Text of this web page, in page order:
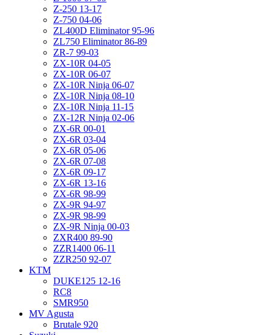
Z-250 13-17
Z-750 04-06
ZL400D Eliminator 95-96
ZL750 Eliminator 86-89
ZR-7 99-03
ZX-10R 04-05
ZX-10R 06-07
ZX-10R Ninja 06-07
ZX-10R Ninja 08-10
ZX-10R Ninja 11-15
ZX-12R Ninja 02-06
ZX-6R 00-01
ZX-6R 03-04
ZX-6R 05-06
ZX-6R 07-08
ZX-6R 09-17
ZX-6R 13-16
ZX-6R 98-99
ZX-9R 94-97
ZX-9R 98-99
ZX-9R Ninja 00-03
ZXR400 89-90
ZZR1400 06-11
ZZR250 92-07
KTM
DUKE125 12-16
RC8
SMR950
MV Agusta
Brutale 920